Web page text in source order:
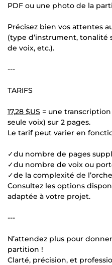
PDF ou une photo de la
Précisez bien vos attentes
(type d’instrument, tonalité
de voix, etc.).
---
TARIFS
17,28 $US = une
seule voix) sur 2 pages.
Le tarif peut varier en
✓du nombre de pages
✓du nombre de voix ou
✓de la complexité de
Consultez les options
adaptée à votre projet.
---
N’attendez plus pour
partition !
Clarté, précision, et